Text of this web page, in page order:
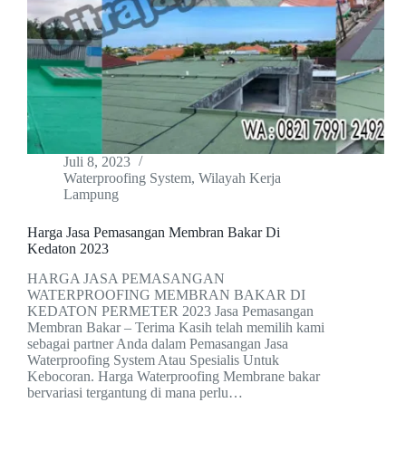
Juli 8, 2023
Waterproofing System, Wilayah Kerja
Lampung
Harga Jasa Pemasangan Membran Bakar Di
Kedaton 2023
HARGA JASA PEMASANGAN
WATERPROOFING MEMBRAN BAKAR DI
KEDATON PERMETER 2023 Jasa Pemasangan
Membran Bakar – Terima Kasih telah memilih kami
sebagai partner Anda dalam Pemasangan Jasa
Waterproofing System Atau Spesialis Untuk
Kebocoran. Harga Waterproofing Membrane bakar
bervariasi tergantung di mana perlu…